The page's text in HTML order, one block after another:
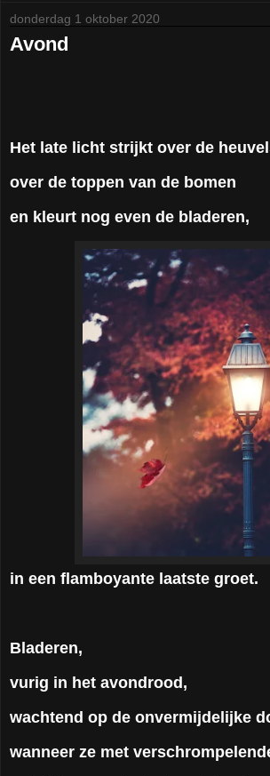
donderdag 1 oktober 2020
Avond
Het late licht strijkt over de
over de toppen van de bomen
en kleurt nog even de bladeren,
in een flamboyante laatste groet.
Bladeren,
vurig in het avondrood,
wachtend op de onvermijdelijke
wanneer ze met